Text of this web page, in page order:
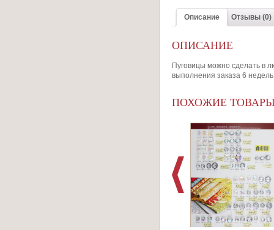
Описание Отзывы (0)
ОПИСАНИЕ
Пуговицы можно сделать в
выполнения заказа 6
ПОХОЖИЕ